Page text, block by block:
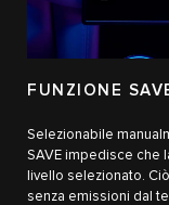
FUNZIONE
Selezionabile
SAVE impedisce che
livello selezionato.
senza emissioni dal